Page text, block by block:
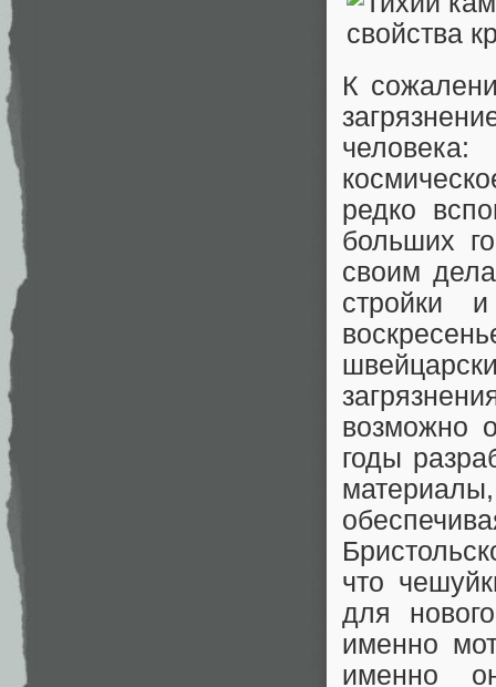
К
редко
больших
своим
стройки
возможно
годы
что
для
именно
именно